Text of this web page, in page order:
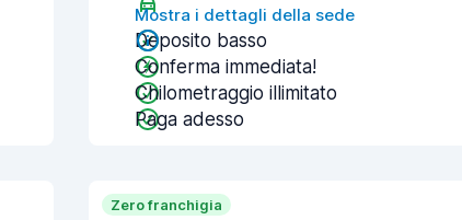
Mostra i dettagli della sede
Deposito basso
Conferma immediata!
Chilometraggio illimitato
Paga adesso
Zero franchigia